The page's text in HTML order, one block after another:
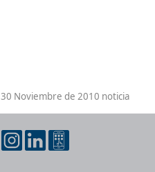
30 Noviembre de 2010 noticia